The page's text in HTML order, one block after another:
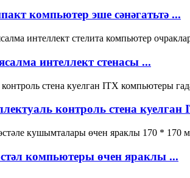
компьютер эше сәнәгатьтә ...
интеллект стенасы ...
контроль стена куелган
компьютеры өчен яраклы ...